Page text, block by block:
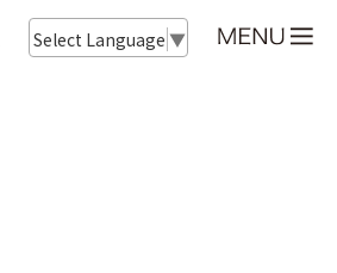
Select Language ▼